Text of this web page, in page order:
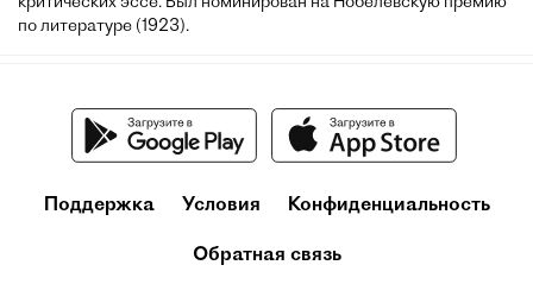
по литературе (1923).
Поддержка Условия Конфиденциальность
Обратная связь